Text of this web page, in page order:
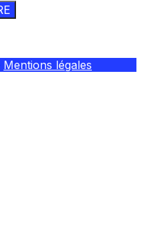
Mentions légales